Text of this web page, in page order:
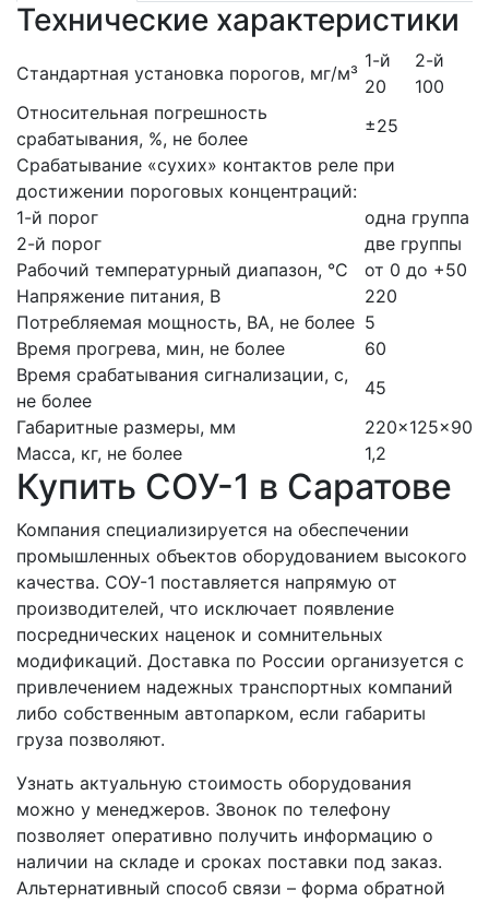
Технические характеристики
Стандартная установка порогов, мг/м³
1-й
20
2-й
100
Относительная погрешность
срабатывания, %, не более
±25
Срабатывание «сухих» контактов реле при
достижении пороговых концентраций:
1-й порог
одна группа
2-й порог
две группы
Рабочий температурный диапазон, °С
от 0 до +50
Напряжение питания, В
220
Потребляемая мощность, ВА, не более 5
Время прогрева, мин, не более
60
Время срабатывания сигнализации, с,
не более
45
Габаритные размеры, мм
220×125×90
Масса, кг, не более
1,2
Купить СОУ-1 в Саратове
Компания специализируется на обеспечении
промышленных объектов оборудованием высокого
качества. СОУ-1 поставляется напрямую от
производителей, что исключает появление
посреднических наценок и сомнительных
модификаций. Доставка по России организуется с
привлечением надежных транспортных компаний
либо собственным автопарком, если габариты
груза позволяют.
Узнать актуальную стоимость оборудования
можно у менеджеров. Звонок по телефону
позволяет оперативно получить информацию о
наличии на складе и сроках поставки под заказ.
Альтернативный способ связи – форма обратной